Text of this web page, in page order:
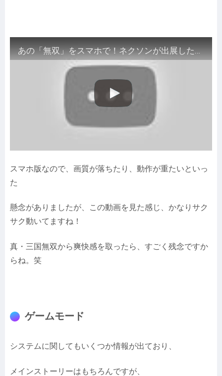
あの「無双」をスマホで！ネクソンが出展した『Project 真・三國無双（仮） 』の出来は？【G-STAR 2016】
スマホ版なので、画質が落ちたり、動作が重たいといっ
た
懸念がありましたが、この動画を見た感じ、かなりサク
サク動いてますね！
真・三国無双から爽快感を取ったら、すごく残念ですか
らね。笑
ゲームモード
システムに関してもいくつか情報が出ており、
メインストーリーはもちろんですが、